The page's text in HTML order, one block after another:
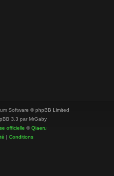
Software © phpBB Limited
3.3 par MrGaby
officielle ©Qiaeru
| Conditions